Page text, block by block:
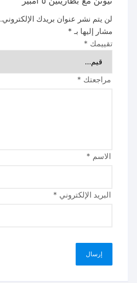
لن يتم نشر عنوان بريدك الإلكتروني.
مشار إليها بـ *
تقييمك *
مراجعتك *
الاسم *
البريد الإلكتروني *